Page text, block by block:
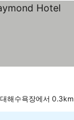
해수욕장에서 0.3km